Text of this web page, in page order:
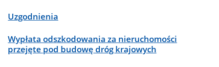
Uzgodnienia
Wypłata odszkodowania za nieruchomości
przejęte pod budowę dróg krajowych